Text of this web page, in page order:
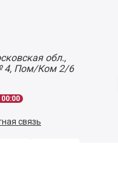
обл.,
4, Пом/Ком 2/6
связь